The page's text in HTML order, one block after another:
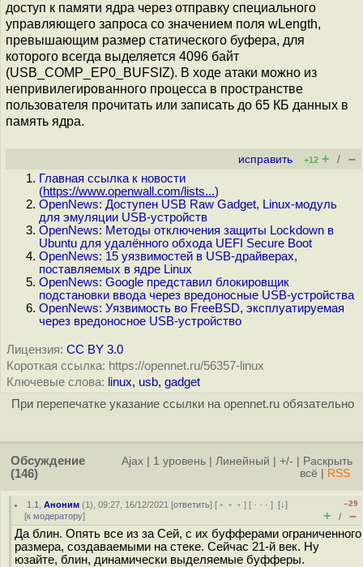
доступ к памяти ядра через отправку специального
управляющего запроса со значением поля wLength,
превышающим размер статического буфера, для
которого всегда выделяется 4096 байт
(USB_COMP_EP0_BUFSIZ). В ходе атаки можно из
непривилегированного процесса в пространстве
пользователя прочитать или записать до 65 КБ данных в
память ядра.
исправить +12 + / –
Главная ссылка к новости
(https://www.openwall.com/lists...)
OpenNews: Доступен USB Raw Gadget, Linux-модуль
для эмуляции USB-устройств
OpenNews: Методы отключения защиты Lockdown в
Ubuntu для удалённого обхода UEFI Secure Boot
OpenNews: 15 уязвимостей в USB-драйверах,
поставляемых в ядре Linux
OpenNews: Google представил блокировщик
подстановки ввода через вредоносные USB-устройства
OpenNews: Уязвимость во FreeBSD, эксплуатируемая
через вредоносное USB-устройство
Лицензия: CC BY 3.0
Короткая ссылка: https://opennet.ru/56357-linux
Ключевые слова: linux, usb, gadget
При перепечатке указание ссылки на opennet.ru обязательно
Обсуждение
(146)
Ajax 1 уровень Линейный +/-
Раскрыть
всё
RSS
1.1 ,Аноним (1), 09:27, 16/12/2021 [ответить] [ ﹢﹢﹢] [ · · ·][↓]
[к модератору]
–29
+ / –
Да блин. Опять все из за Сей, с их буфферами ограниченного
размера, создаваемыми на стеке. Сейчас 21-й век. Ну
юзайте, блин, динамически выделяемые буфферы.